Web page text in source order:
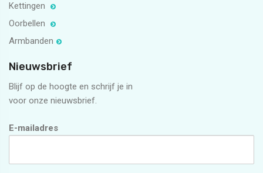
Kettingen
Oorbellen
Armbanden
Nieuwsbrief
Blijf op de hoogte en schrijf je in
voor onze nieuwsbrief.
E-mailadres